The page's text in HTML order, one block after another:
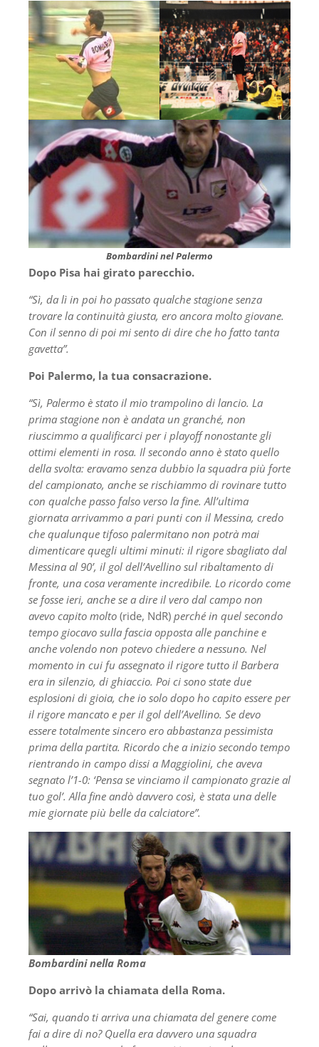
Bombardini nel Palermo
Dopo Pisa hai girato parecchio.
“Sì, da lì in poi ho passato qualche stagione senza
trovare la continuità giusta, ero ancora molto giovane.
Con il senno di poi mi sento di dire che ho fatto tanta
gavetta”.
Poi Palermo, la tua consacrazione.
“Sì, Palermo è stato il mio trampolino di lancio. La
prima stagione non è andata un granché, non
riuscimmo a qualificarci per i playoff nonostante gli
ottimi elementi in rosa. Il secondo anno è stato quello
della svolta: eravamo senza dubbio la squadra più forte
del campionato, anche se rischiammo di rovinare tutto
con qualche passo falso verso la fine. All’ultima
giornata arrivammo a pari punti con il Messina, credo
che qualunque tifoso palermitano non potrà mai
dimenticare quegli ultimi minuti: il rigore sbagliato dal
Messina al 90’, il gol dell’Avellino sul ribaltamento di
fronte, una cosa veramente incredibile. Lo ricordo come
se fosse ieri, anche se a dire il vero dal campo non
avevo capito molto (ride, NdR) perché in quel secondo
tempo giocavo sulla fascia opposta alle panchine e
anche volendo non potevo chiedere a nessuno. Nel
momento in cui fu assegnato il rigore tutto il Barbera
era in silenzio, di ghiaccio. Poi ci sono state due
esplosioni di gioia, che io solo dopo ho capito essere per
il rigore mancato e per il gol dell’Avellino. Se devo
essere totalmente sincero ero abbastanza pessimista
prima della partita. Ricordo che a inizio secondo tempo
rientrando in campo dissi a Maggiolini, che aveva
segnato l’1-0: ‘Pensa se vinciamo il campionato grazie al
tuo gol’. Alla fine andò davvero così, è stata una delle
mie giornate più belle da calciatore”.
Bombardini nella Roma
Dopo arrivò la chiamata della Roma.
“Sai, quando ti arriva una chiamata del genere come
fai a dire di no? Quella era davvero una squadra